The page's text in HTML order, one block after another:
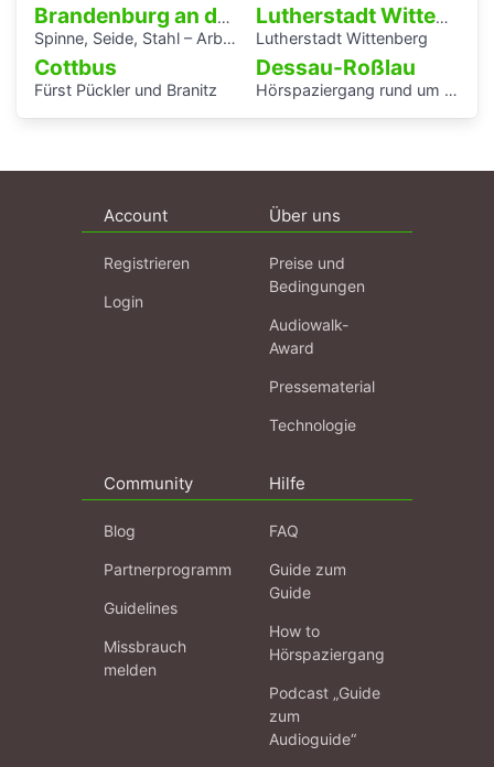
Brandenburg an der Havel
Spinne, Seide, Stahl – Arbeit und Kunst in Brandenburg.
Lutherstadt Wittenberg
Lutherstadt Wittenberg
Cottbus
Fürst Pückler und Branitz
Dessau-Roßlau
Hörspaziergang rund um die Laubenganghäuser der Bauhaussiedlung Törten
Account
Registrieren
Login
Über uns
Preise und
Bedingungen
Audiowalk-
Award
Pressematerial
Technologie
Community
Blog
Partnerprogramm
Guidelines
Missbrauch
melden
Hilfe
FAQ
Guide zum
Guide
How to
Hörspaziergang
Podcast „Guide
zum
Audioguide“